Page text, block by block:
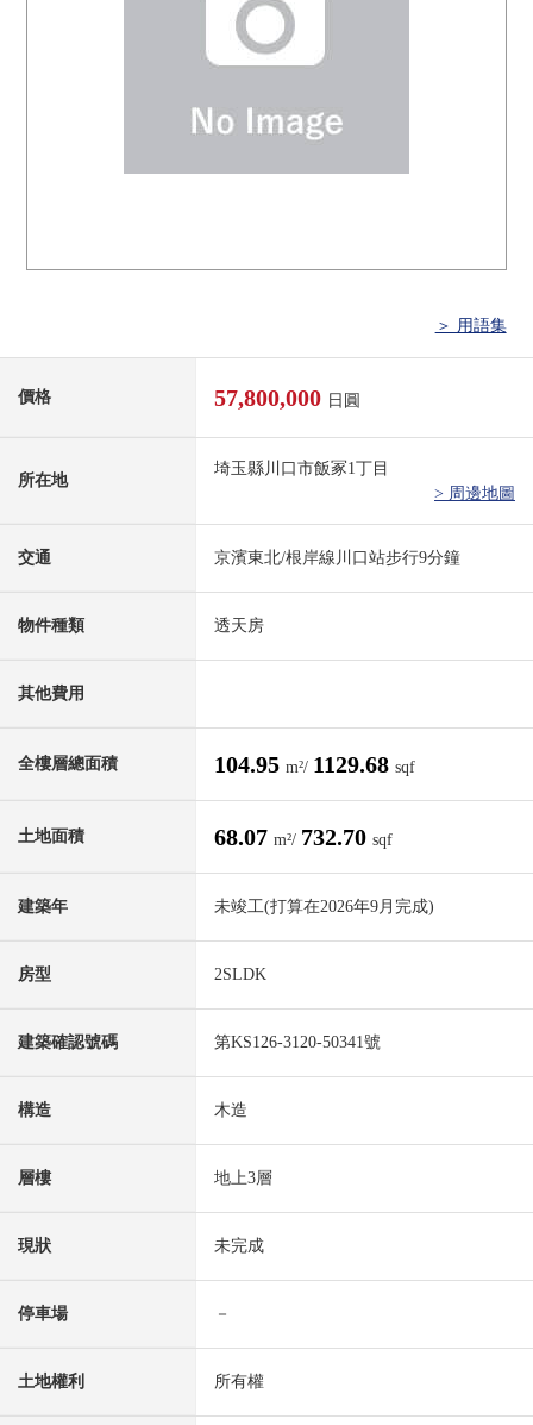
＞ 用語集
價格 57,800,000 日圓
所在地
埼玉縣川口市飯冢1丁目
> 周邊地圖
交通 京濱東北/根岸線川口站步行9分鐘
物件種類 透天房
其他費用
全樓層總面積 104.95 m²/ 1129.68 sqf
土地面積 68.07 m²/ 732.70 sqf
建築年 未竣工(打算在2026年9月完成)
房型 2SLDK
建築確認號碼 第KS126-3120-50341號
構造 木造
層樓 地上3層
現狀 未完成
停車場 －
土地權利 所有權